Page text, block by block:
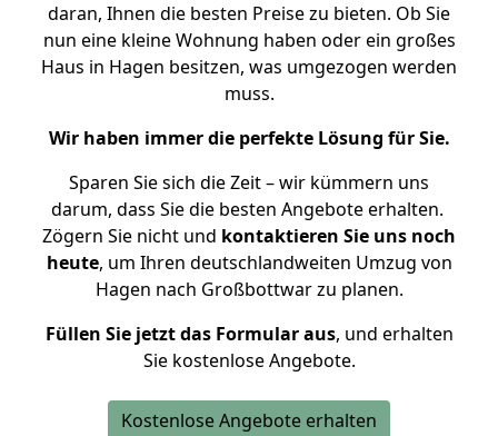
daran, Ihnen die besten Preise zu bieten. Ob Sie
nun eine kleine Wohnung haben oder ein großes
Haus in Hagen besitzen, was umgezogen werden
muss.
Wir haben immer die perfekte Lösung für Sie.
Sparen Sie sich die Zeit – wir kümmern uns
darum, dass Sie die besten Angebote erhalten.
Zögern Sie nicht und kontaktieren Sie uns noch
heute, um Ihren deutschlandweiten Umzug von
Hagen nach Großbottwar zu planen.
Füllen Sie jetzt das Formular aus, und erhalten
Sie kostenlose Angebote.
Kostenlose Angebote erhalten